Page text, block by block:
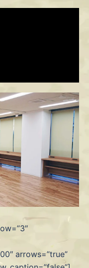
arrows=”true”